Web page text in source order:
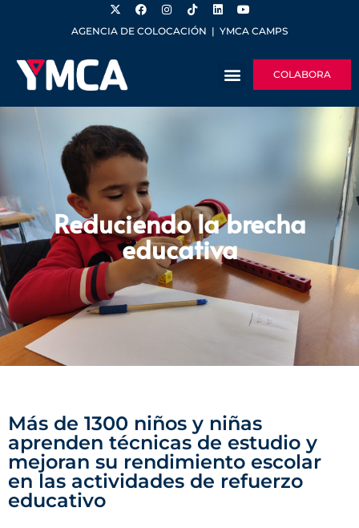
AGENCIA DE COLOCACIÓN | YMCA CAMPS
COLABORA
Reduciendo la brecha
educativa
Más de 1300 niños y niñas
aprenden técnicas de estudio y
mejoran su rendimiento escolar
en las actividades de refuerzo
educativo